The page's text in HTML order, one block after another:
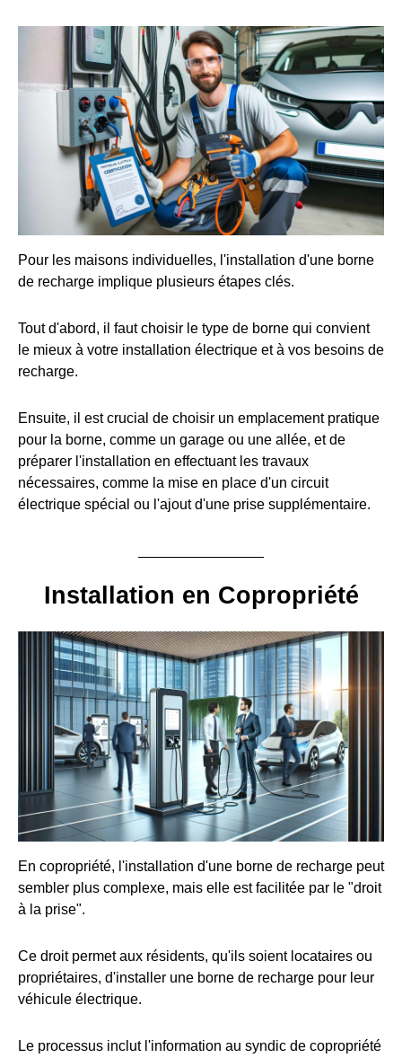
Pour les maisons individuelles, l'installation d'une borne
de recharge implique plusieurs étapes clés.
Tout d'abord, il faut choisir le type de borne qui convient
le mieux à votre installation électrique et à vos besoins de
recharge.
Ensuite, il est crucial de choisir un emplacement pratique
pour la borne, comme un garage ou une allée, et de
préparer l'installation en effectuant les travaux
nécessaires, comme la mise en place d'un circuit
électrique spécial ou l'ajout d'une prise supplémentaire.
Installation en Copropriété
En copropriété, l'installation d'une borne de recharge peut
sembler plus complexe, mais elle est facilitée par le "droit
à la prise".
Ce droit permet aux résidents, qu'ils soient locataires ou
propriétaires, d'installer une borne de recharge pour leur
véhicule électrique.
Le processus inclut l'information au syndic de copropriété